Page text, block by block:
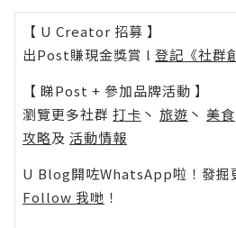
【 U Creator 招募 】
出Post賺現金獎賞 l 登記《社群
【 睇Post + 參加品牌活動 】
瀏覽更多社群 打卡 丶 旅遊 丶 美食
攻略及 活動情報
U Blog開咗WhatsApp啦！發掘
Follow 我哋 ！